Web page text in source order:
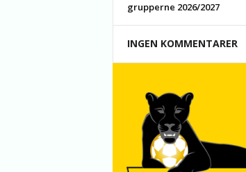
grupperne 2026/2027
INGEN KOMMENTARER